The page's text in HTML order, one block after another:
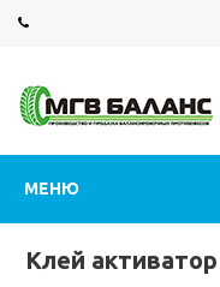
МЕНЮ
Клей